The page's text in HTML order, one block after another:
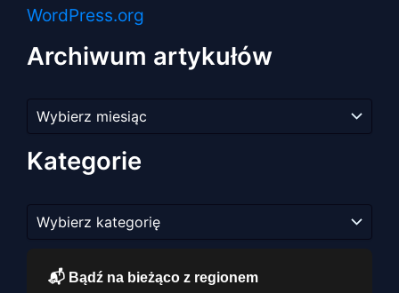
WordPress.org
Archiwum artykułów
artykułów
Kategorie
📬 Bądź na bieżąco z regionem